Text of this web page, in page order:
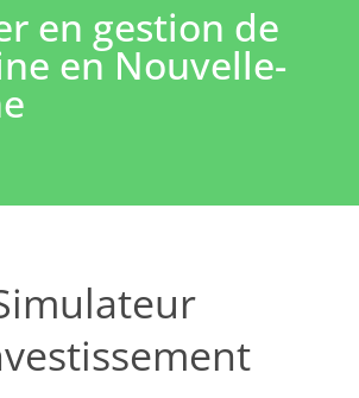
en gestion de
en Nouvelle-